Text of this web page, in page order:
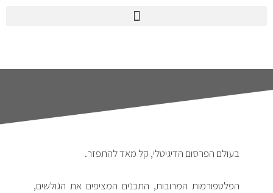
בעולם הפרסום הדיגיטלי, קל מאד להתפזר.
הפלטפורמות המרובות, התכנים המציפים את הגולשים,